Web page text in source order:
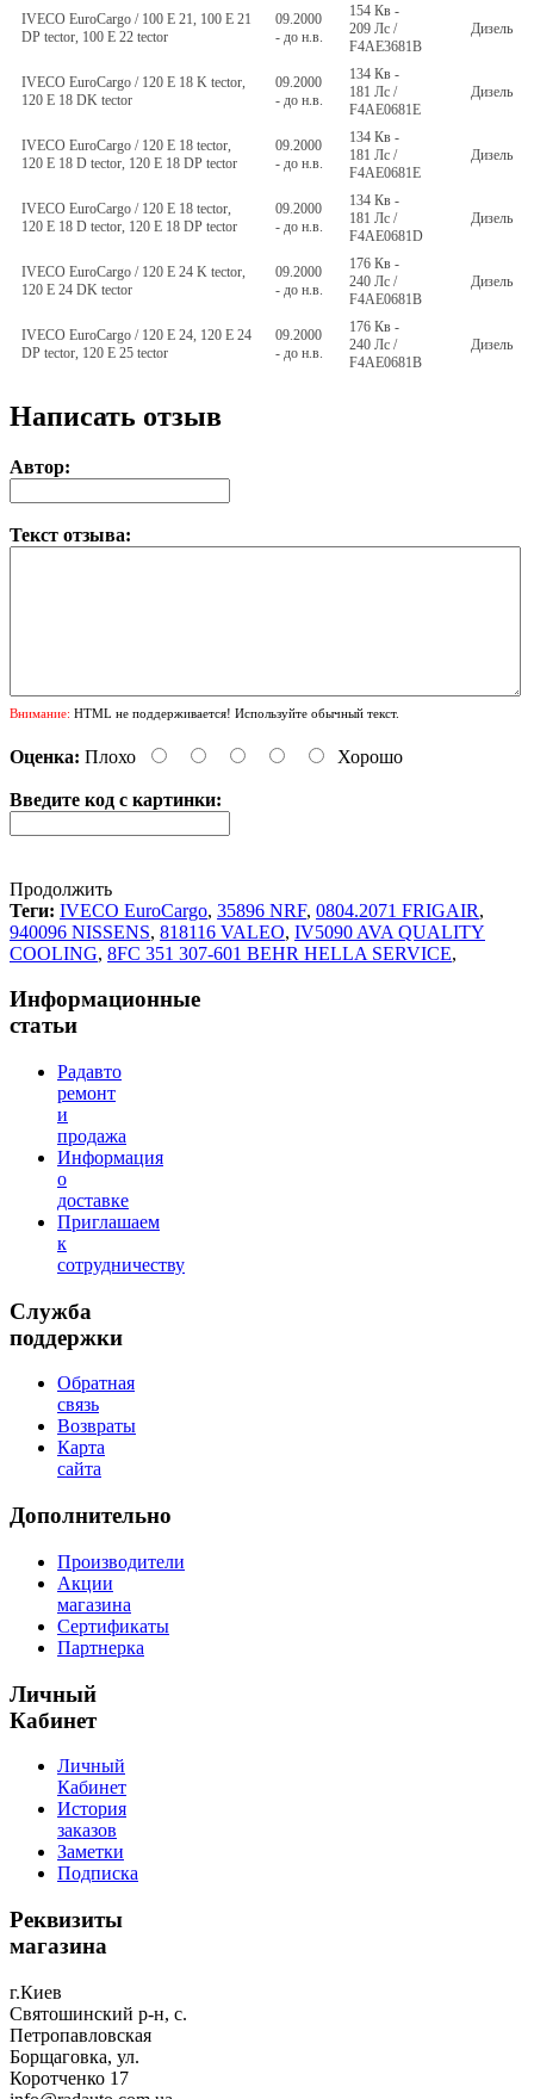
IVECO EuroCargo / 100 E 21, 100 E 21
DP tector, 100 E 22 tector
09.2000
- до н.в.
154 Кв -
209 Лс /
F4AE3681B
Дизель
IVECO EuroCargo / 120 E 18 K tector,
120 E 18 DK tector
09.2000
- до н.в.
134 Кв -
181 Лс /
F4AE0681E
Дизель
IVECO EuroCargo / 120 E 18 tector,
120 E 18 D tector, 120 E 18 DP tector
09.2000
- до н.в.
134 Кв -
181 Лс /
F4AE0681E
Дизель
IVECO EuroCargo / 120 E 18 tector,
120 E 18 D tector, 120 E 18 DP tector
09.2000
- до н.в.
134 Кв -
181 Лс /
F4AE0681D
Дизель
IVECO EuroCargo / 120 E 24 K tector,
120 E 24 DK tector
09.2000
- до н.в.
176 Кв -
240 Лс /
F4AE0681B
Дизель
IVECO EuroCargo / 120 E 24, 120 E 24
DP tector, 120 E 25 tector
09.2000
- до н.в.
176 Кв -
240 Лс /
F4AE0681B
Дизель
Написать отзыв
Автор:
Текст отзыва:
Внимание: HTML не поддерживается! Используйте обычный текст.
Оценка: Плохо Хорошо
Введите код с картинки:
Продолжить
Теги: IVECO EuroCargo, 35896 NRF, 0804.2071 FRIGAIR,
940096 NISSENS, 818116 VALEO, IV5090 AVA QUALITY
COOLING, 8FC 351 307-601 BEHR HELLA SERVICE,
Информационные
статьи
Радавто
ремонт
и
продажа
Информация
о
доставке
Приглашаем
к
сотрудничеству
Служба
поддержки
Обратная
связь
Возвраты
Карта
сайта
Дополнительно
Производители
Акции
магазина
Сертификаты
Партнерка
Личный
Кабинет
Личный
Кабинет
История
заказов
Заметки
Подписка
Реквизиты
магазина
г.Киев
Святошинский р-н, с.
Петропавловская
Борщаговка, ул.
Коротченко 17